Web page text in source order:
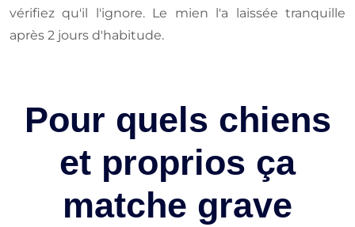
vérifiez qu'il l'ignore. Le mien l'a laissée tranquille
après 2 jours d'habitude.
Pour quels chiens
et proprios ça
matche grave